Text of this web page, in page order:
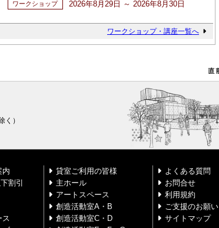
ワークショップ 2026年8月29日 ～ 2026年8月30日
ワークショップ・講座一覧へ
）
内
割引
ス
貸室ご利用の皆様
主ホール
アートスペース
創造活動室A・B
創造活動室C・D
よくある質問
お問合せ
利用規約
ご支援のお願い
サイトマップ